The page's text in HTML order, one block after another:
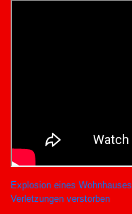
Explosion eines
Verletzungen verstorben